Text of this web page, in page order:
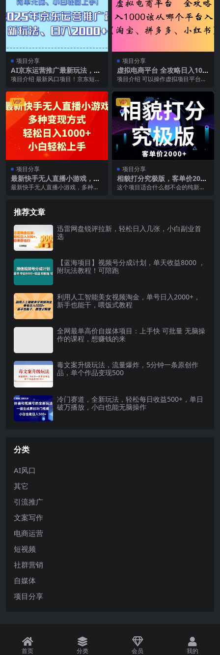
项目分享
AI京东运营推广最新玩法，日
入2000+，小白轻松上手！
项目介绍 最新风口项目！京东短视
单容易上手。这...
项目分享
虚拟电商平台 全攻略日入100
0该从哪个平台入手(淘宝、拼
项目介绍 可以操作虚拟项目平台很
并且操作玩法也不一...
VIP
项目分享
最新快手无人直播小游戏，多
种变现方式，轻松日入1000
最新快手无人直播小游戏，多种变
VIP
项目分享
相貌打分究极版，客单价2000
纯新手小白就可操作的项目
这个项目适合什么都不会的纯新手
推荐文章
迅雷网盘锐评拉新，轻松日入几张，小白副业首
选
【蓝海项目】视频号分成计划，单天收益8000 ，
附玩法教程！可陪跑
利用人工智能美女视频淘金，单号日入2000+，
新手也能干，喂饭式教程
全网最单高价自媒体项目：上手快 可批量 无脑操
作的课程，想赚钱的来
毒文案升级玩法，流量爆炸，5分钟一条原创作
品，单个作品变现500
冷门赛道，全新玩法，轻松每日收益500+，单日
破万播放，小白也能无脑操作
分类
AI风口
其它
引流推广
文案写作
电商运营
短视频
社群营销
自媒体
项目分享
首页 分类 会员 我的